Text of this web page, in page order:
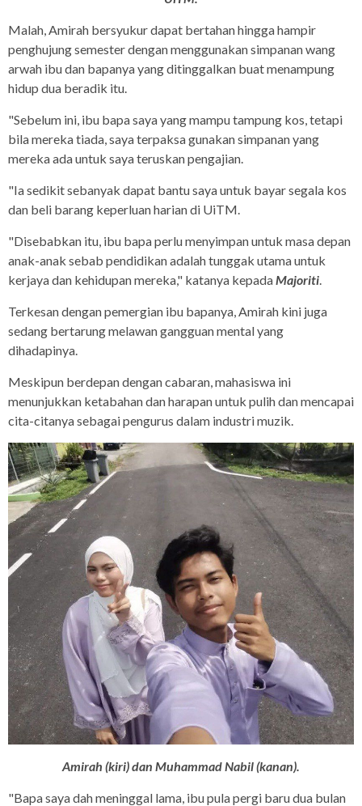
Malah, Amirah bersyukur dapat bertahan hingga hampir
penghujung semester dengan menggunakan simpanan wang
arwah ibu dan bapanya yang ditinggalkan buat menampung
hidup dua beradik itu.
"Sebelum ini, ibu bapa saya yang mampu tampung kos, tetapi
bila mereka tiada, saya terpaksa gunakan simpanan yang
mereka ada untuk saya teruskan pengajian.
"Ia sedikit sebanyak dapat bantu saya untuk bayar segala kos
dan beli barang keperluan harian di UiTM.
"Disebabkan itu, ibu bapa perlu menyimpan untuk masa depan
anak-anak sebab pendidikan adalah tunggak utama untuk
kerjaya dan kehidupan mereka," katanya kepadaMajoriti.
Terkesan dengan pemergian ibu bapanya, Amirah kini juga
sedang bertarung melawan gangguan mental yang
dihadapinya.
Meskipun berdepan dengan cabaran, mahasiswa ini
menunjukkan ketabahan dan harapan untuk pulih dan mencapai
cita-citanya sebagai pengurus dalam industri muzik.
Amirah (kiri) dan Muhammad Nabil (kanan).
"Bapa saya dah meninggal lama, ibu pula pergi baru dua bulan